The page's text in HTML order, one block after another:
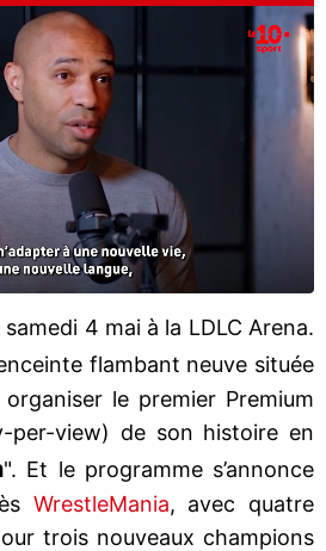
4 mai à la LDLC Arena.
flambant neuve située
le premier Premium
per-view) de son histoire en
". Et le programme s’annonce
WrestleMania, avec quatre
trois nouveaux champions